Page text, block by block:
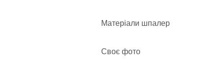
Матеріали шпалер
Своє фото